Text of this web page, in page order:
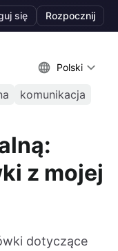
się Rozpocznij
Polski
komunikacja
z mojej
dotyczące